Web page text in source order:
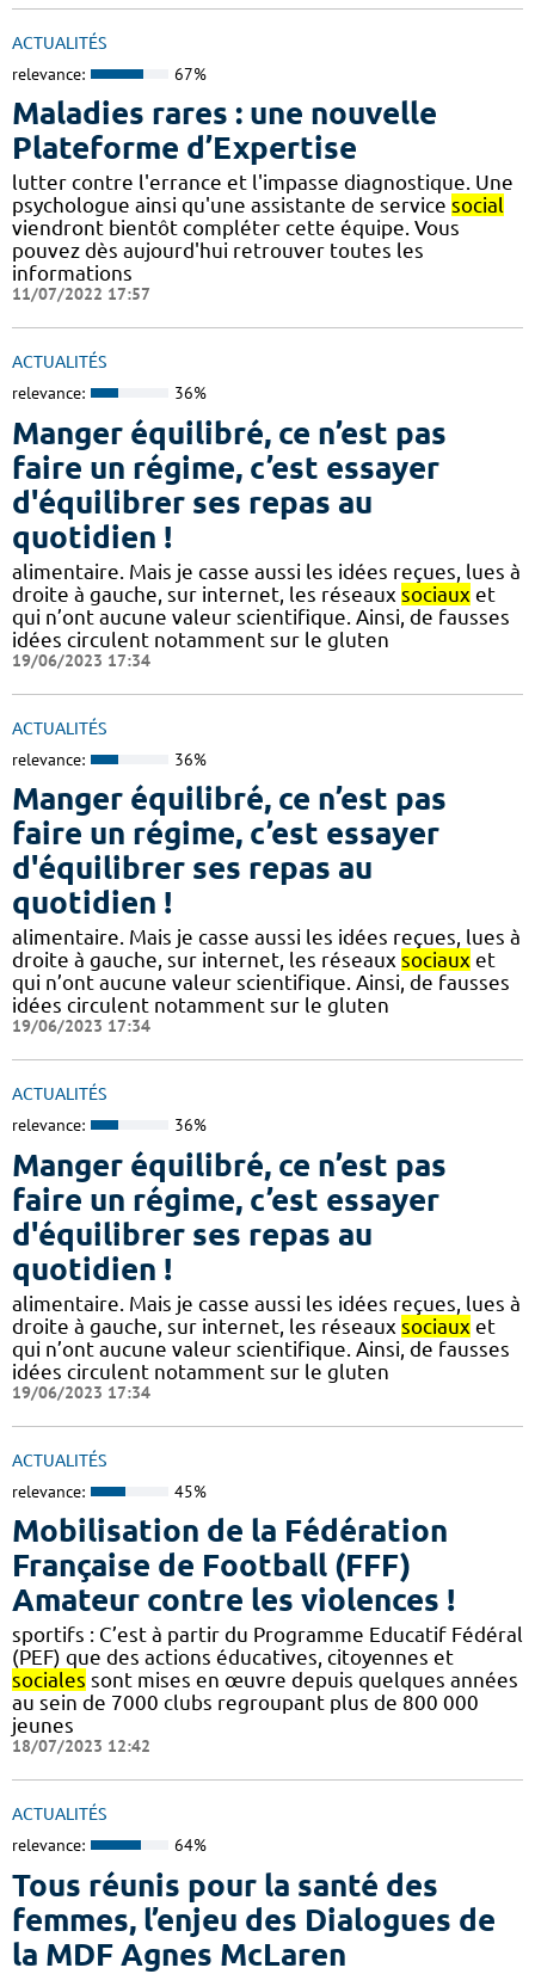
ACTUALITÉS
relevance: 67%
Maladies rares : une nouvelle
Plateforme d’Expertise
lutter contre l'errance et l'impasse diagnostique. Une
psychologue ainsi qu'une assistante de service social
viendront bientôt compléter cette équipe. Vous
pouvez dès aujourd'hui retrouver toutes les
informations
11/07/2022 17:57
ACTUALITÉS
relevance: 36%
Manger équilibré, ce n’est pas
faire un régime, c’est essayer
d'équilibrer ses repas au
quotidien !
alimentaire. Mais je casse aussi les idées reçues, lues à
droite à gauche, sur internet, les réseaux sociaux et
qui n’ont aucune valeur scientifique. Ainsi, de fausses
idées circulent notamment sur le gluten
19/06/2023 17:34
ACTUALITÉS
relevance: 36%
Manger équilibré, ce n’est pas
faire un régime, c’est essayer
d'équilibrer ses repas au
quotidien !
alimentaire. Mais je casse aussi les idées reçues, lues à
droite à gauche, sur internet, les réseaux sociaux et
qui n’ont aucune valeur scientifique. Ainsi, de fausses
idées circulent notamment sur le gluten
19/06/2023 17:34
ACTUALITÉS
relevance: 36%
Manger équilibré, ce n’est pas
faire un régime, c’est essayer
d'équilibrer ses repas au
quotidien !
alimentaire. Mais je casse aussi les idées reçues, lues à
droite à gauche, sur internet, les réseaux sociaux et
qui n’ont aucune valeur scientifique. Ainsi, de fausses
idées circulent notamment sur le gluten
19/06/2023 17:34
ACTUALITÉS
relevance: 45%
Mobilisation de la Fédération
Française de Football (FFF)
Amateur contre les violences !
sportifs : C’est à partir du Programme Educatif Fédéral
(PEF) que des actions éducatives, citoyennes et
sociales sont mises en œuvre depuis quelques années
au sein de 7000 clubs regroupant plus de 800 000
jeunes
18/07/2023 12:42
ACTUALITÉS
relevance: 64%
Tous réunis pour la santé des
femmes, l’enjeu des Dialogues de
la MDF Agnes McLaren